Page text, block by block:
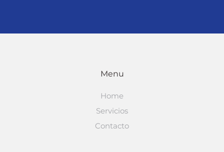
Menu
Home
Servicios
Contacto